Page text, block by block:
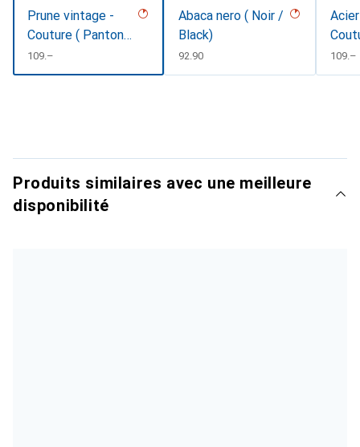
Prune vintage -
Couture ( Pantone
#612434 )
CHF
109.–
Abaca nero ( Noir /
Black)
CHF
92.90 CHF
109.–
Produits similaires avec une meilleure
disponibilité